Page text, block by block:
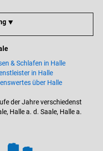
⯆
& Schlafen in Halle
in Halle
über Halle
der Jahre verschiedenst
Halle a. d. Saale, Halle a.